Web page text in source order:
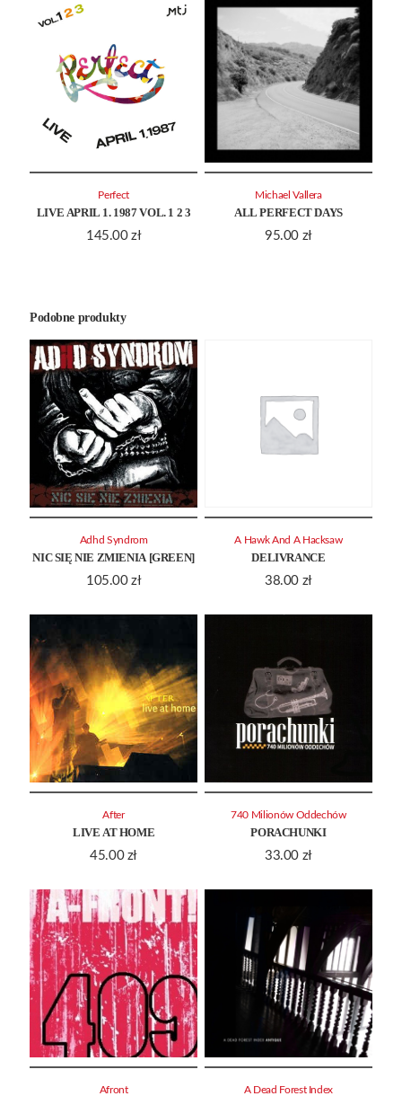
LIVE APRIL 1. 1987 VOL. 1 2 3
145.00 zł
Perfect
ALL PERFECT DAYS
95.00 zł
Michael Vallera
Podobne produkty
NIC SIĘ NIE ZMIENIA [GREEN]
105.00 zł
Adhd Syndrom
DELIVRANCE
38.00 zł
A Hawk And A Hacksaw
LIVE AT HOME
45.00 zł
After
PORACHUNKI
33.00 zł
740 Milionów Oddechów
Afront A Dead Forest Index